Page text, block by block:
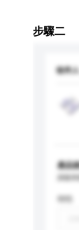
步驟二
收件人
產品